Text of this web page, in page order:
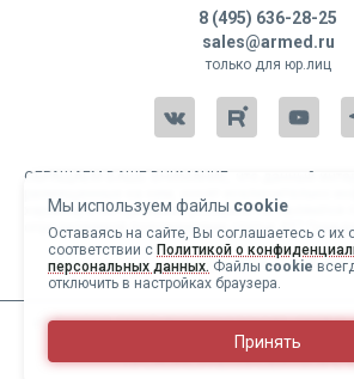
Мы используем файлы cookie
Оставаясь на сайте, Вы соглашаетесь с их
соответствии с Политикой о
персональных данных. Файлы cookie
отключить в настройках браузера.
Принять
8 (495) 636-28-25
sales@armed.ru
только для юр.лиц
ОБРАЩАЕМ ВАШЕ ВНИМАНИЕ, что данный
характер и ни при каких условиях не являются
определяемой положениями статьи 437
Copyright 2004-2026 ©
ИМЕЮТСЯ ПРОТИВОПОКАЗАНИЯ, ПЕРЕД
НЕОБХОДИМО ОЗНАКОМИТЬСЯ С
ПРОКОНСУЛЬТИРОВАТЬСЯ С